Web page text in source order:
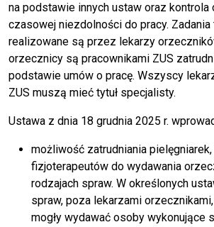
na podstawie innych ustaw oraz
czasowej niezdolności do pracy. Zadania
realizowane są przez lekarzy
orzecznicy są pracownikami ZUS
podstawie umów o pracę. Wszyscy
ZUS muszą mieć tytuł specjalisty.
Ustawa z dnia 18 grudnia 2025 r.
możliwość zatrudniania
fizjoterapeutów do wydawania
rodzajach spraw. W określonych
spraw, poza lekarzami
mogły wydawać osoby wykonujące